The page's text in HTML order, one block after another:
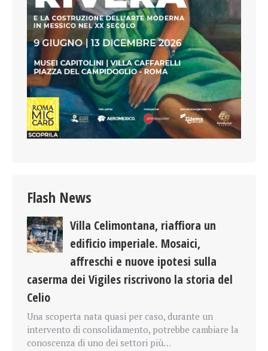
Flash News
Villa Celimontana, riaffiora un
edificio imperiale. Mosaici,
affreschi e nuove ipotesi sulla
caserma dei Vigiles riscrivono la storia del
Celio
Una scoperta nata quasi per caso, durante un
intervento di consolidamento, potrebbe cambiare la
conoscenza di uno dei settori più…